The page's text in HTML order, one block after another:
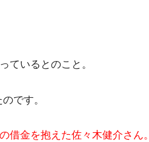
ているとのこと。
です。
借金を抱えた佐々木健介さん。